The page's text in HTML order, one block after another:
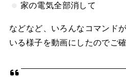
家の電気全部消して
などなど、いろんなコマンド
いる様子を動画にしたのでご